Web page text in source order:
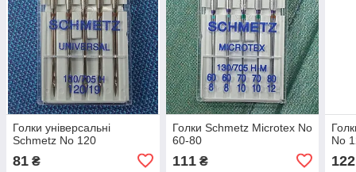
Голки універсальні
Schmetz No 120
81 ₴
Голки Schmetz Microtex No
60-80
111₴
No
122